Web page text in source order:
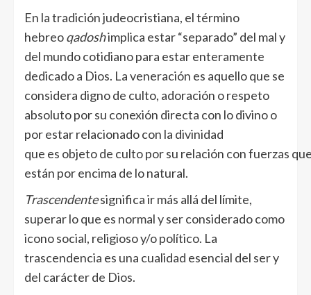
En la tradición judeocristiana, el término
hebreoqadoshimplica estar “separado” del mal y
del mundo cotidiano para estar enteramente
dedicado a Dios. La veneración es aquello que se
considera digno de culto, adoración o respeto
absoluto por su conexión directa con lo divino o
por estar relacionado con la divinidad
que es objeto de culto por su relación con fuerzas
están por encima de lo natural.
Trascendentesignifica ir más allá del límite,
superar lo que es normal y ser considerado como
icono social, religioso y/o político. La
trascendencia es una cualidad esencial del ser y
del carácter de Dios.